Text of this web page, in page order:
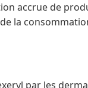
accrue de
la
par les